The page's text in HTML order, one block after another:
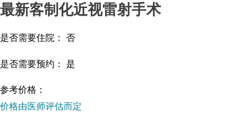
最新客制化近视雷射手术
是否需要住院： 否
是否需要预约： 是
参考价格：
价格由医师评估而定